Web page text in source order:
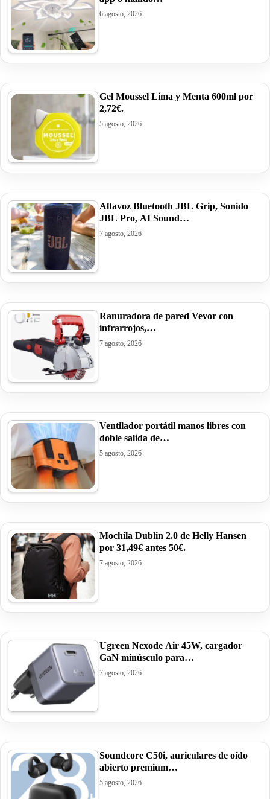
6 agosto, 2026
Gel Moussel Lima y Menta 600ml por
2,72€.
5 agosto, 2026
Altavoz Bluetooth JBL Grip, Sonido
JBL Pro, AI Sound…
7 agosto, 2026
Ranuradora de pared Vevor con
infrarrojos,…
7 agosto, 2026
Ventilador portátil manos libres con
doble salida de…
5 agosto, 2026
Mochila Dublin 2.0 de Helly Hansen
por 31,49€ antes 50€.
7 agosto, 2026
Ugreen Nexode Air 45W, cargador
GaN minúsculo para…
7 agosto, 2026
Soundcore C50i, auriculares de oído
abierto premium…
5 agosto, 2026